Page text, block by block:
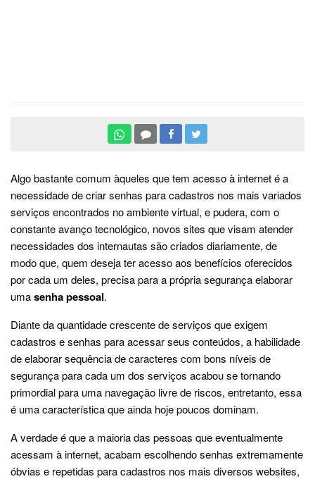
Algo bastante comum àqueles que tem acesso à internet é a
necessidade de criar senhas para cadastros nos mais variados
serviços encontrados no ambiente virtual, e pudera, com o
constante avanço tecnológico, novos sites que visam atender
necessidades dos internautas são criados diariamente, de
modo que, quem deseja ter acesso aos benefícios oferecidos
por cada um deles, precisa para a própria segurança elaborar
umasenha pessoal.
Diante da quantidade crescente de serviços que exigem
cadastros e senhas para acessar seus conteúdos, a habilidade
de elaborar sequência de caracteres com bons níveis de
segurança para cada um dos serviços acabou se tornando
primordial para uma navegação livre de riscos, entretanto, essa
é uma característica que ainda hoje poucos dominam.
A verdade é que a maioria das pessoas que eventualmente
acessam à internet, acabam escolhendo senhas extremamente
óbvias e repetidas para cadastros nos mais diversos websites,